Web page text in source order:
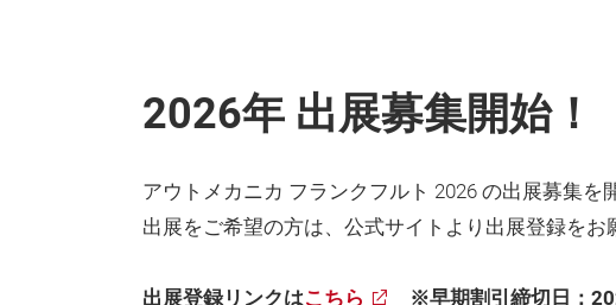
2026年 出展募集開始！
アウトメカニカ フランクフルト 2026 の出展募集を
出展をご希望の方は、公式サイトより出展登録をお
出展登録リンクはこちら ※早期割引締切日：